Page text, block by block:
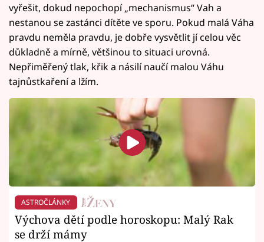
vyřešit, dokud nepochopí „mechanismus“ Vah a
nestanou se zastánci dítěte ve sporu. Pokud malá Váha
pravdu neměla pravdu, je dobře vysvětlit jí celou věc
důkladně a mírně, většinou to situaci urovná.
Nepřiměřený tlak, křik a násilí naučí malou Váhu
tajnůstkaření a lžím.
ASTROČLÁNKY
Výchova dětí podle horoskopu: Malý Rak
se drží mámy